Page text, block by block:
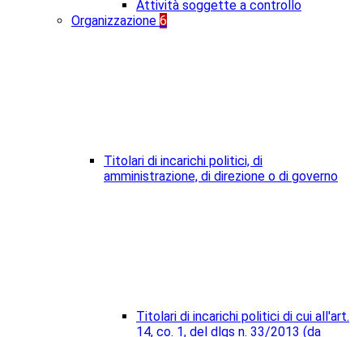
Attività soggette a controllo
Organizzazione 6
Titolari di incarichi politici, di
amministrazione, di direzione o di governo
Titolari di incarichi politici di cui all'art.
14, co. 1, del dlgs n. 33/2013 (da